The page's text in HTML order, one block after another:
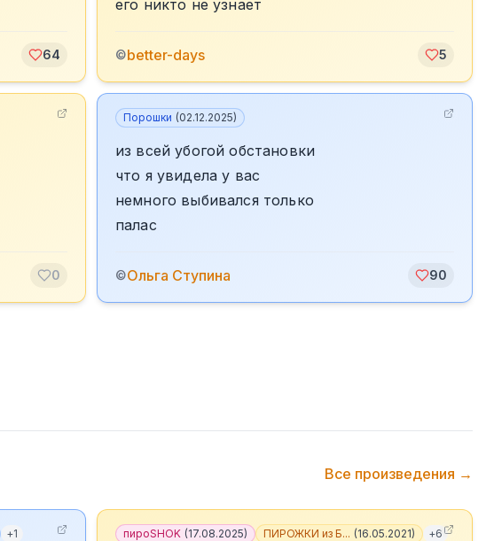
64
его никто не узнает
©better-days 5
0
Порошки (02.12.2025)
из всей убогой обстановки
что я увидела у вас
немного выбивался только
палас
©Ольга Ступина 90
Все произведения →
+1 пироSHOK (17.08.2025) ПИРОЖКИ из Б... (16.05.2021) +6